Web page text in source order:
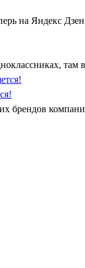
на Яндекс Дзен
там
брендов